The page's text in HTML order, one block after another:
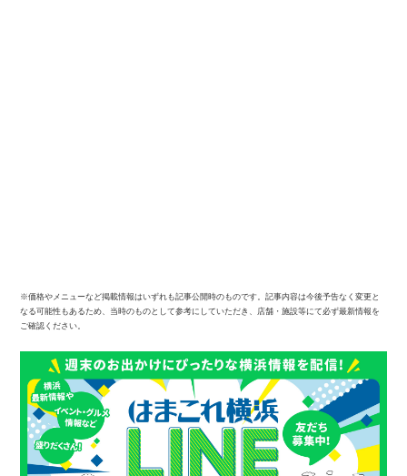
※価格やメニューなど掲載情報はいずれも記事公開時のものです。記事内容は今後予告なく変更と
なる可能性もあるため、当時のものとして参考にしていただき、店舗・施設等にて必ず最新情報を
ご確認ください。